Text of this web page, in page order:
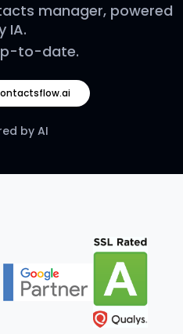
manager, powered
IA.
to-date.
by AI